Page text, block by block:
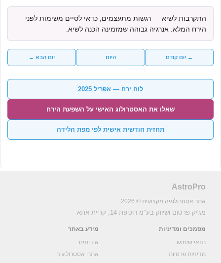
התקרבות לשיא — רגשות מתעצמים, כדאי לסיים משימות לפני
הירח המלא. אנרגיה גבוהה שמזמינה הכנה לשיא.
→ יום קודם היום יום הבא ←
לוח ירח — אפריל 2025
שאלו את האסטרולוג האישי על השפעת הירח
תחזית חודשית אישית לפי מפת הלידה
AstroPro
אתר אסטרולוגיה מקצועית © 2026
מג'יק פרסום ושיווק בע"מ דוכיפת 14, קריית אתא
מסמכים ומדיניות
תנאי שימוש
מדיניות פרטיות
מידע באתר
אודותינו
אתרי אסטרולוגיה